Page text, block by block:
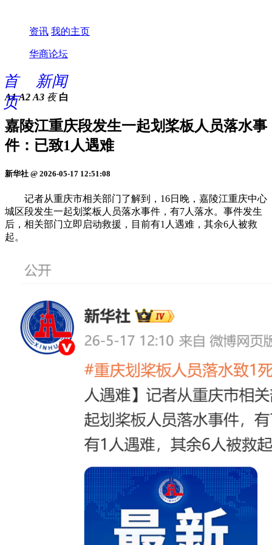
资讯 我的主页
华商论坛
首
页
新闻
A1 A2 A3 夜 白
嘉陵江重庆段发生一起划桨板人员落水事
件：已致1人遇难
新华社 @ 2026-05-17 12:51:08
记者从重庆市相关部门了解到，16日晚，嘉陵江重庆中心
城区段发生一起划桨板人员落水事件，有7人落水。事件发生
后，相关部门立即启动救援，目前有1人遇难，其余6人被救
起。